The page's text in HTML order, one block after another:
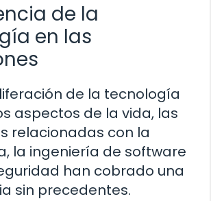
de la
en las
de la tecnología
aspectos de la vida, las
relacionadas con la
la ingeniería de software
han cobrado una
sin precedentes.